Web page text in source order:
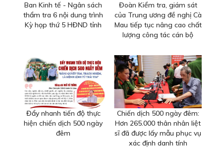
Ban Kinh tế - Ngân sách
thẩm tra 6 nội dung trình
Kỳ họp thứ 5 HĐND tỉnh
Đoàn Kiểm tra, giám sát
của Trung ương đề nghị Cà
Mau tiếp tục nâng cao chất
lượng công tác cán bộ
Đẩy nhanh tiến độ thực
hiện chiến dịch 500 ngày
đêm
Chiến dịch 500 ngày đêm:
Hơn 265.000 thân nhân liệt
sĩ đã được lấy mẫu phục vụ
xác định danh tính